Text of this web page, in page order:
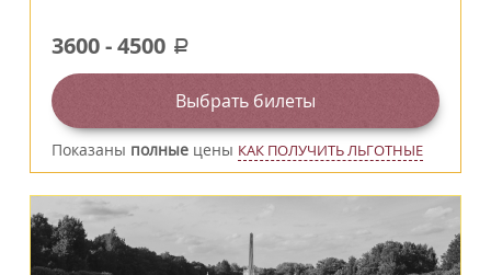
3600-4500 a
Выбрать билеты
Показаны полные цены КАК ПОЛУЧИТЬ ЛЬГОТНЫЕ